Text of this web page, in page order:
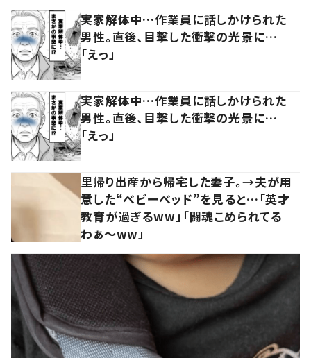
実家解体中…作業員に話しかけられた
男性。直後、目撃した衝撃の光景に…
「えっ」
実家解体中…作業員に話しかけられた
男性。直後、目撃した衝撃の光景に…
「えっ」
里帰り出産から帰宅した妻子。→夫が用
意した“ベビーベッド”を見ると…「英才
教育が過ぎるww」「闘魂こめられてる
わぁ～ww」